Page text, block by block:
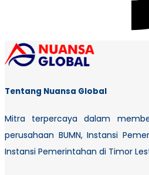
Tentang Nuansa Global
Mitra terpercaya dalam
perusahaan BUMN, Instansi
Instansi Pemerintahan di Timor